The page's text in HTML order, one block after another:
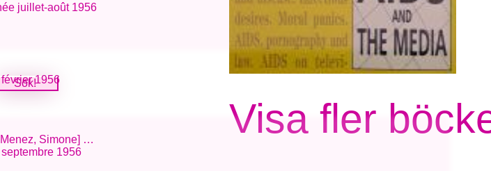
Visa fler
juillet-août 1956
1956
Simone] …
1956